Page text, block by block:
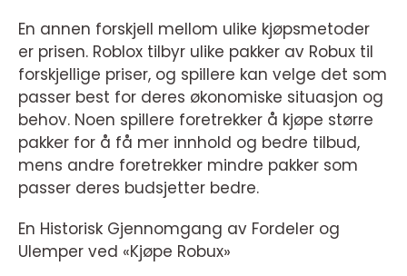
En annen forskjell mellom ulike kjøpsmetoder
er prisen. Roblox tilbyr ulike pakker av Robux til
forskjellige priser, og spillere kan velge det som
passer best for deres økonomiske situasjon og
behov. Noen spillere foretrekker å kjøpe større
pakker for å få mer innhold og bedre tilbud,
mens andre foretrekker mindre pakker som
passer deres budsjetter bedre.
En Historisk Gjennomgang av Fordeler og
Ulemper ved «Kjøpe Robux»